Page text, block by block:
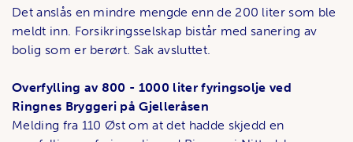
Det anslås en mindre mengde enn de 200 liter som ble
meldt inn. Forsikringsselskap bistår med sanering av
bolig som er berørt. Sak avsluttet.
Overfylling av 800 - 1000 liter fyringsolje ved
Ringnes Bryggeri på Gjelleråsen
Melding fra 110 Øst om at det hadde skjedd en